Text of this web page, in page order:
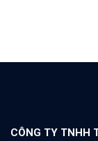
CÔNG TY TNHH